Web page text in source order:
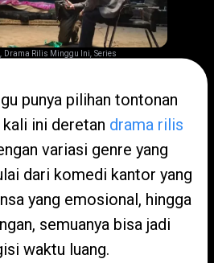
, Drama Rilis Minggu Ini, Series
punya pilihan tontonan
ini deretan drama rilis
variasi genre yang
dari komedi kantor yang
yang emosional, hingga
semuanya bisa jadi
waktu luang.